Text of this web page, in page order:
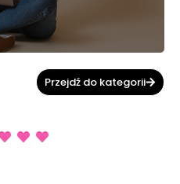
Przejdź do kategorii